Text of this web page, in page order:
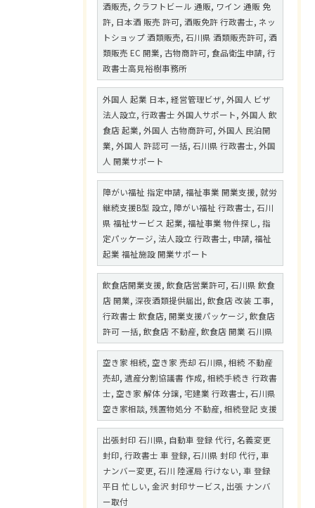
酒販売, クラフトビール 通販, ワイン 通販 免
許, 日本酒 販売 許可, 酒販免許 行政書士, ネッ
トショップ 酒類販売, 石川県 酒類販売許可, 酒
類販売 EC 開業, 古物商許可, 食品衛生申請, 行
政書士高見裕樹事務所
外国人 起業 日本, 経営管理ビザ, 外国人 ビザ
法人設立, 行政書士 外国人サポート, 外国人 飲
食店 起業, 外国人 古物商許可, 外国人 民泊開
業, 外国人 許認可 一括, 石川県 行政書士, 外国
人 開業サポート
障がい福祉 指定申請, 福祉事業 開業支援, 就労
継続支援B型 設立, 障がい福祉 行政書士, 石川
県 福祉サービス 起業, 福祉事業 物件探し, 指
定パッケージ, 法人設立 行政書士, 申請, 福祉
起業 福祉施設 開業サポート
飲食店開業支援, 飲食店営業許可, 石川県 飲食
店 開業, 深夜酒類提供届出, 飲食店 改装 工事,
行政書士 飲食店, 開業支援パッケージ, 飲食店
許可 一括, 飲食店 不動産, 飲食店 開業 石川県
空き家 相続, 空き家 売却 石川県, 相続 不動産
売却, 遺産分割協議書 作成, 相続手続き 行政書
士, 空き家 解体 分譲, 宅建業 行政書士, 石川県
空き家相談, 残置物処分 不動産, 相続登記 支援
出張封印 石川県, 自動車 登録 代行, 名義変更
封印, 行政書士 車 登録, 石川県 封印 代行, 車
ナンバー変更, 石川 陸運局 行けない, 車 登録
平日 忙しい, 金沢 封印サービス, 出張 ナンバ
ー取付